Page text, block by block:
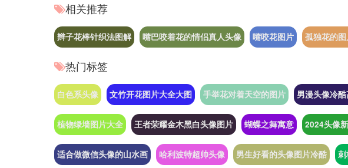
相关推荐
辫子花棒针织法图解 嘴巴咬着花的情侣真人头像 嘴咬花图片 孤独花的
热门标签
白色系头像 文竹开花图片大全大图 手举花对着天空的图片 男漫头像冷
植物绿墙图片大全 王者荣耀金木黑白头像图片 蝴蝶之舞寓意 2024头像
适合做微信头像的山水画 哈利波特超帅头像 男生好看的头像图片冷酷